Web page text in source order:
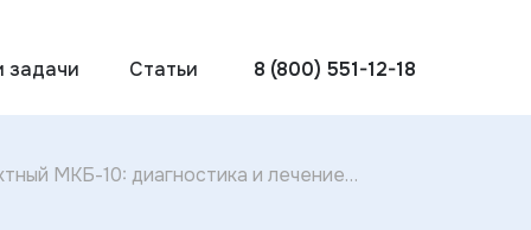
задачи Статьи 8 (800) 551-12-18
МКБ-10: диагностика и лечение